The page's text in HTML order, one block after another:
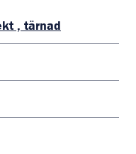
, tärnad